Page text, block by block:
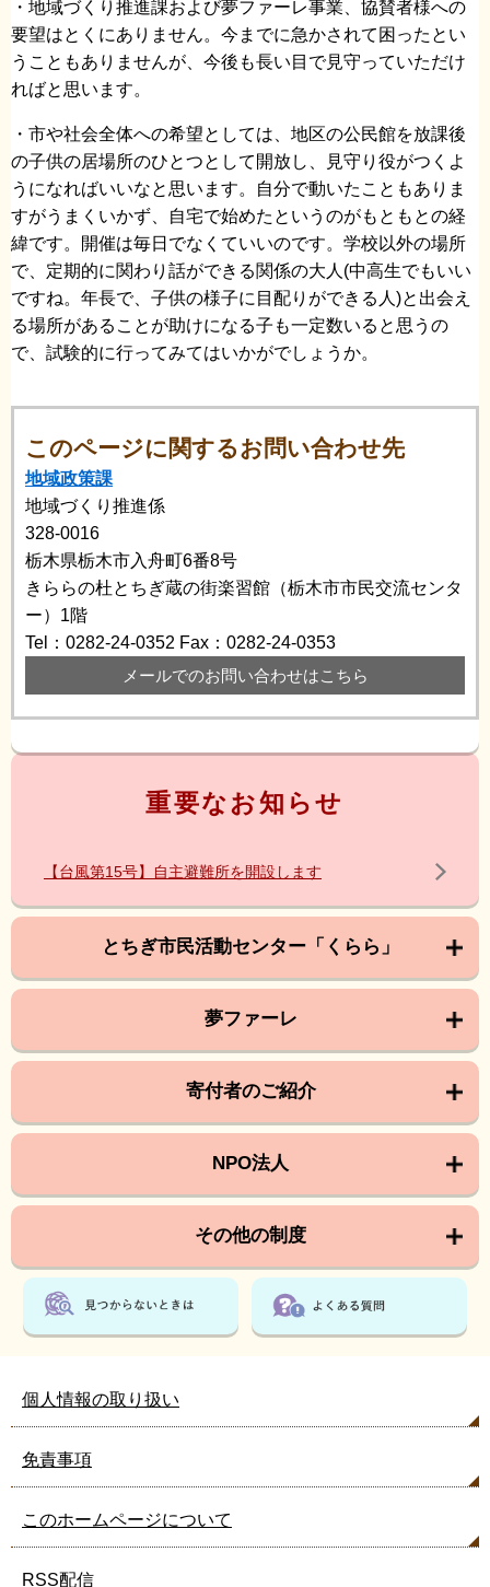
・地域づくり推進課および夢ファーレ事業、協賛者様への
要望はとくにありません。今までに急かされて困ったとい
うこともありませんが、今後も長い目で見守っていただけ
ればと思います。
・市や社会全体への希望としては、地区の公民館を放課後
の子供の居場所のひとつとして開放し、見守り役がつくよ
うになればいいなと思います。自分で動いたこともありま
すがうまくいかず、自宅で始めたというのがもともとの経
緯です。開催は毎日でなくていいのです。学校以外の場所
で、定期的に関わり話ができる関係の大人(中高生でもいい
ですね。年長で、子供の様子に目配りができる人)と出会え
る場所があることが助けになる子も一定数いると思うの
で、試験的に行ってみてはいかがでしょうか。
このページに関するお問い合わせ先
地域政策課
地域づくり推進係
328-0016
栃木県栃木市入舟町6番8号
きららの杜とちぎ蔵の街楽習館（栃木市市民交流センタ
ー）1階
Tel：0282-24-0352 Fax：0282-24-0353
メールでのお問い合わせはこちら
重要なお知らせ
【台風第15号】自主避難所を開設します
とちぎ市民活動センター「くらら」
夢ファーレ
寄付者のご紹介
NPO法人
その他の制度
個人情報の取り扱い
免責事項
このホームページについて
RSS配信